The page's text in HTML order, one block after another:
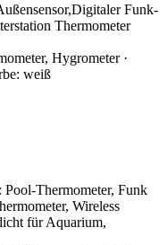
Funk-
Thermometer
Hygrometer ·
weiß